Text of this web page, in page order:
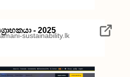
- 2025
sustainability.lk